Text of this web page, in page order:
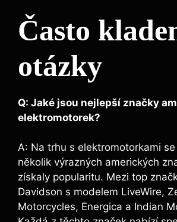
Často
otázky
Q: Jaké jsou nejlepší značky
elektromotorek?
A: Na trhu s elektromotorkami
několik výrazných amerických
získaly popularitu. Mezi top
Davidson s modelem LiveWire,
Motorcycles, Energica a Indian